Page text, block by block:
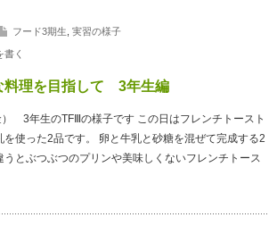
フード3期生 実習の様子
書く
理を目指して 3年生編
3年生のTFⅢの様子です この日はフレンチトースト
を使った2品です。 卵と牛乳と砂糖を混ぜて完成する2
とぶつぶつのプリンや美味しくないフレンチトース